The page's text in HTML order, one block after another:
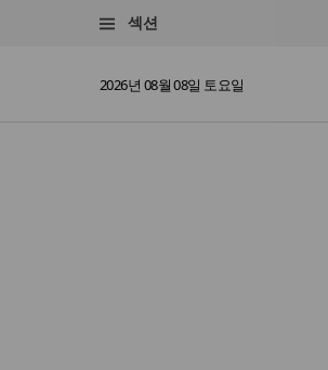
섹션
2026년 08월 08일 토요일